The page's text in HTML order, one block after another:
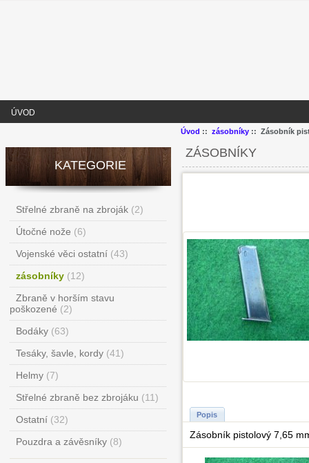
ÚVOD
KATEGORIE
Střelné zbraně na zbroják(2)
Útočné nože (6)
Vojenské věci ostatní(43)
zásobníky(12)
Zbraně v horším stavu
poškozené (2)
Bodáky(63)
Tesáky, šavle, kordy(41)
Helmy(7)
Střelné zbraně bez zbrojáku (11)
Ostatní(32)
Pouzdra a závěsníky(8)
Úvod :: zásobníky:: Zásobník
ZÁSOBNÍKY
Popis
Zásobník pistolový 7,65